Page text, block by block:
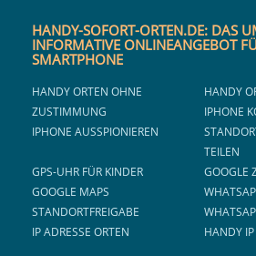
HANDY-SOFORT-ORTEN.DE: DAS
INFORMATIVE ONLINEANGEBOT
SMARTPHONE
HANDY ORTEN OHNE
ZUSTIMMUNG
HANDY
IPHONE
IPHONE AUSSPIONIEREN
TEILEN
GPS-UHR FÜR KINDER
GOOGLE
GOOGLE MAPS
STANDORTFREIGABE
IP ADRESSE ORTEN
HANDY